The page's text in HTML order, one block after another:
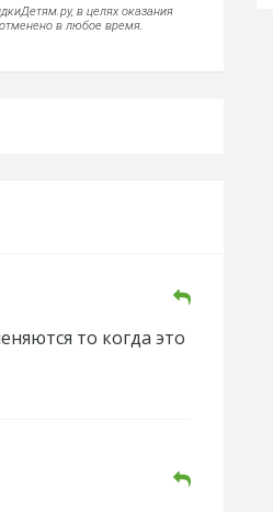
в целях оказания
в любое время.
то когда это